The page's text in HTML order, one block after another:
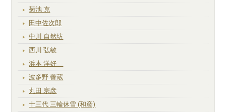
菊池 克
田中佐次郎
中川 自然坊
西川 弘敏
浜本 洋好
波多野 善蔵
丸田 宗彦
十三代 三輪休雪 (和彦)